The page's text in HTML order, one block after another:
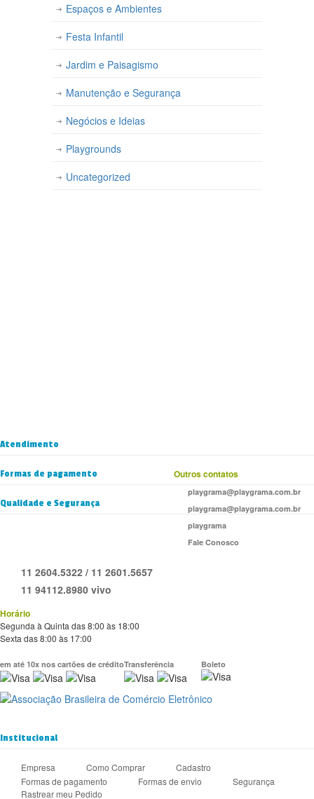
Espaços e Ambientes
Festa Infantil
Jardim e Paisagismo
Manutenção e Segurança
Negócios e Ideias
Playgrounds
Uncategorized
Atendimento
Outros contatos
playgrama@playgrama.com.br
playgrama@playgrama.com.br
playgrama
Fale Conosco
11 2604.5322 / 11 2601.5657
11 94112.8980 vivo
Horário
Segunda à Quinta das 8:00 às 18:00
Sexta das 8:00 às 17:00
Formas de pagamento
em até 10x nos cartões de créditoTransferência Boleto
Qualidade e Segurança
Institucional
Empresa Como Comprar
Cadastro
Formas de pagamento
Formas de envio
Segurança
Rastrear meu Pedido